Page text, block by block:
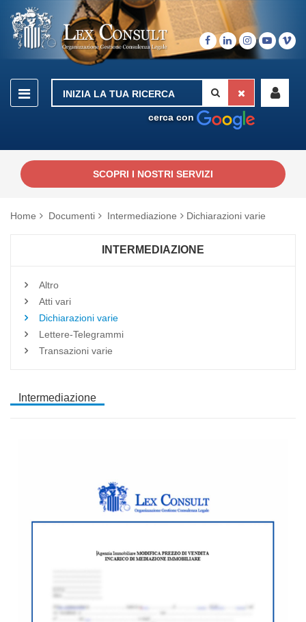
cerca con
SCOPRI I NOSTRI SERVIZI
Home Documenti Intermediazione Dichiarazioni varie
INTERMEDIAZIONE
Altro
Atti vari
Dichiarazioni varie
Lettere-Telegrammi
Transazioni varie
Intermediazione